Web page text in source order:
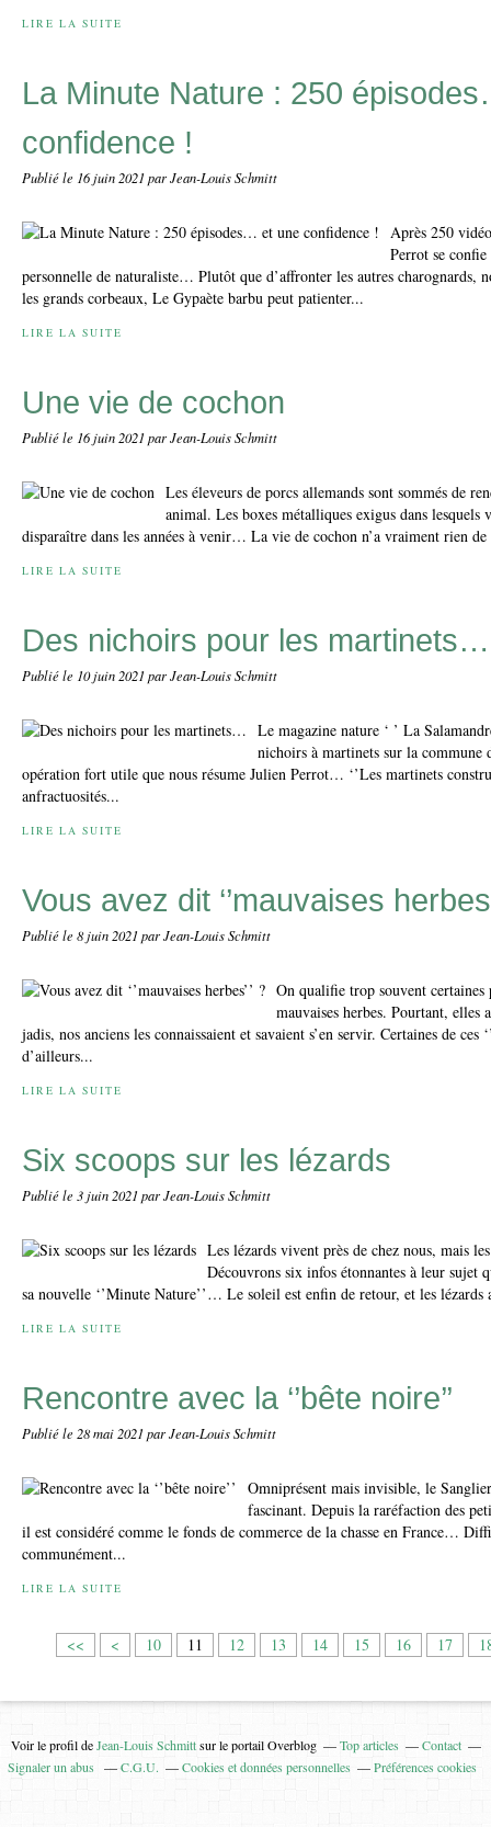
LIRE LA SUITE
La Minute Nature : 250
confidence !
Publié le 16 juin 2021par Jean-Louis Schmitt
Après 250
Perrot se
personnelle de naturaliste… Plutôt que d’affronter les autres charognards,
les grands corbeaux, Le Gypaète barbu peut patienter...
LIRE LA SUITE
Une vie de cochon
Publié le 16 juin 2021par Jean-Louis Schmitt
Les éleveurs de porcs allemands sont sommés de
animal. Les boxes métalliques exigus dans lesquels
disparaître dans les années à venir… La vie de cochon n’a vraiment rien
LIRE LA SUITE
Des nichoirs pour les martinets…
Publié le 10 juin 2021par Jean-Louis Schmitt
Le magazine nature ‘ ’ La
nichoirs à martinets sur la commune
opération fort utile que nous résume Julien Perrot… ‘’Les martinets
anfractuosités...
LIRE LA SUITE
Vous avez dit ‘’mauvaises
Publié le 8 juin 2021par Jean-Louis Schmitt
On qualifie trop souvent certaines
mauvaises herbes. Pourtant, elles
jadis, nos anciens les connaissaient et savaient s’en servir. Certaines de ces
d’ailleurs...
LIRE LA SUITE
Six scoops sur les lézards
Publié le 3 juin 2021par Jean-Louis Schmitt
Les lézards vivent près de chez nous, mais
Découvrons six infos étonnantes à leur sujet
sa nouvelle ‘’Minute Nature’’… Le soleil est enfin de retour, et les
LIRE LA SUITE
Rencontre avec la ‘’bête noire’’
Publié le 28 mai 2021par Jean-Louis Schmitt
Omniprésent mais invisible, le
fascinant. Depuis la raréfaction des
il est considéré comme le fonds de commerce de la chasse en France…
communément...
LIRE LA SUITE
<< < 10 11 12 13 14 15 16 17
Voir le profil deJean-Louis Schmittsur le portail Overblog Top articles
Contact
Signaler un abus
C.G.U. Cookies et données personnelles Préférences cookies